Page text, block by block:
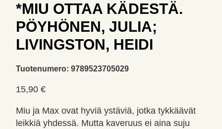
*MIU OTTAA KÄDESTÄ.
PÖYHÖNEN, JULIA;
LIVINGSTON, HEIDI
Tuotenumero: 9789523705029
15,90 €
Miu ja Max ovat hyviä ystäviä, jotka tykkäävät
leikkiä yhdessä. Mutta kaveruus ei aina suju